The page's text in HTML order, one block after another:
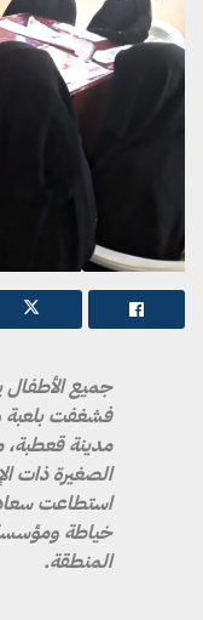
جميع الأطفال
فشغفت
مدينة قعطبة،
الصغيرة ذات
استطاعت
خياطة
المنطقة.